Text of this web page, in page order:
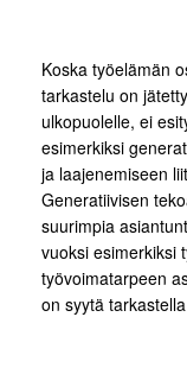
Koska työelämän
tarkastelu on
ulkopuolelle, ei
esimerkiksi
ja laajenemiseen
Generatiivisen
suurimpia
vuoksi esimerkiksi
työvoimatarpeen
on syytä